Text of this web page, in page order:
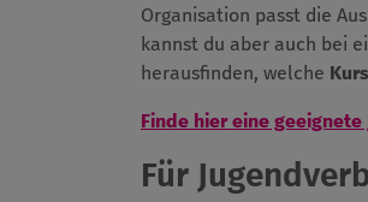
Organisation passt die
kannst du aber auch bei
herausfinden, welche
Finde hier eine
Für